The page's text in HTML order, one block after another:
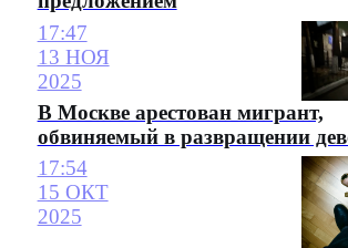
17:47
13 НОЯ
2025
В Москве арестован мигрант,
обвиняемый в развращении
17:54
15 ОКТ
2025